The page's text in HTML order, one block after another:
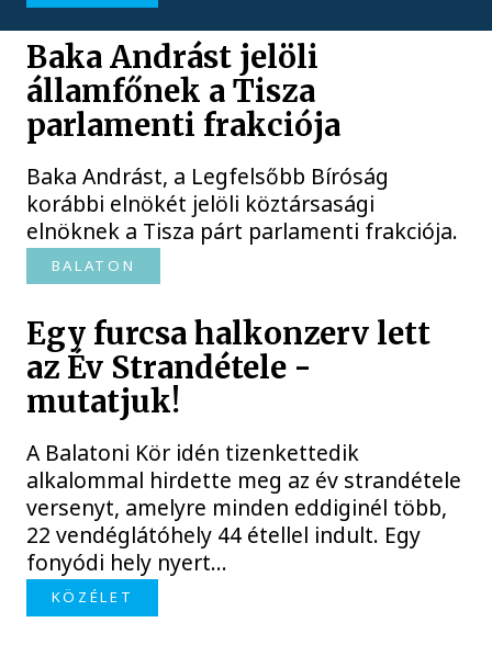
Baka Andrást jelöli
államfőnek a Tisza
parlamenti frakciója
Baka Andrást, a Legfelsőbb Bíróság
korábbi elnökét jelöli köztársasági
elnöknek a Tisza párt parlamenti frakciója.
BALATON
Egy furcsa halkonzerv lett
az Év Strandétele -
mutatjuk!
A Balatoni Kör idén tizenkettedik
alkalommal hirdette meg az év strandétele
versenyt, amelyre minden eddiginél több,
22 vendéglátóhely 44 étellel indult. Egy
fonyódi hely nyert...
KÖZÉLET